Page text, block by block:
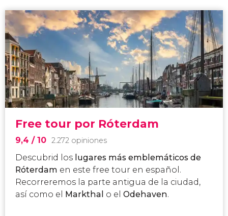
Free tour por Róterdam
9,4 / 10 2.272 opiniones
Descubrid los lugares más emblemáticos de
Róterdam en este free tour en español.
Recorreremos la parte antigua de la ciudad,
así como el
Markthal o el Odehaven.